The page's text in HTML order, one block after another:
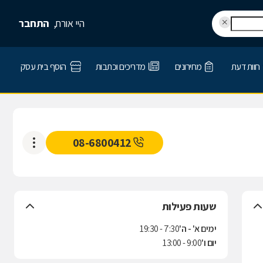
היי אורח, התחבר
חוות דעת מחירונים מדריכים וכתבות הוסף בית עסק
08-6800412
שעות פעילות
ימים א' - ה'7:30 - 19:30
יום ו'9:00 - 13:00